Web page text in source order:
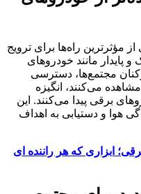
مؤثرترین راه‌ها برای ترویج
پایدار مانند خودروهای
مجتمع‌ها، دسترسی
می‌کنند، انگیزه
برقی پیدا می‌کنند. این
هوا و دستیابی به اهداف
ابزاری که هر راننده ‌ای